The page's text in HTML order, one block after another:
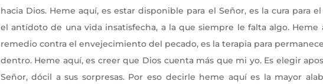
hacia Dios. Heme aquí, es estar disponible para el Señor, es la cura para
el antídoto de una vida insatisfecha, a la que siempre le falta algo. Heme
remedio contra el envejecimiento del pecado, es la terapia para
dentro. Heme aquí, es creer que Dios cuenta más que mi yo. Es elegir
Señor, dócil a sus sorpresas. Por eso decirle heme aquí es la mayor